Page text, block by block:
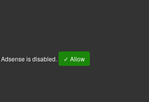
is disabled. ✓ Allow